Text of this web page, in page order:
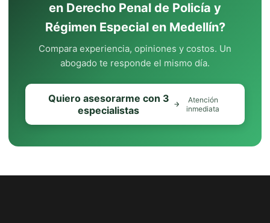
en Derecho Penal de Policía y
Régimen Especial en Medellín?
Compara experiencia, opiniones y costos. Un
abogado te responde el mismo día.
Quiero asesorarme con 3
especialistas
Atención
inmediata